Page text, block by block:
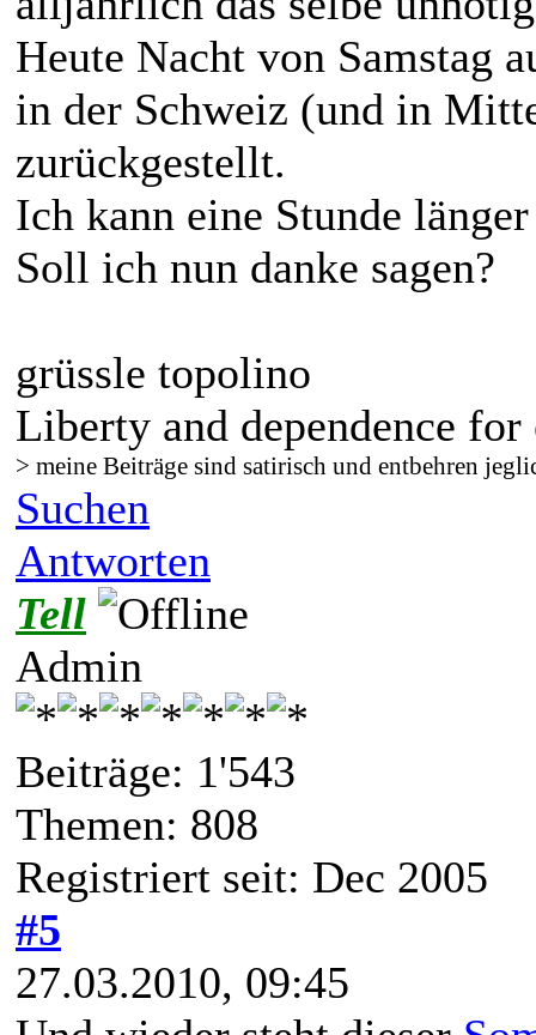
Heute Nacht von Samstag
in der Schweiz (und in
zurückgestellt.
Ich kann eine Stunde
Soll ich nun danke sagen?
grüssle topolino
Liberty and dependence for
> meine Beiträge sind satirisch und entbehren
Suchen
Antworten
Tell
Admin
Beiträge: 1'543
Themen: 808
Registriert seit: Dec 2005
#5
27.03.2010, 09:45